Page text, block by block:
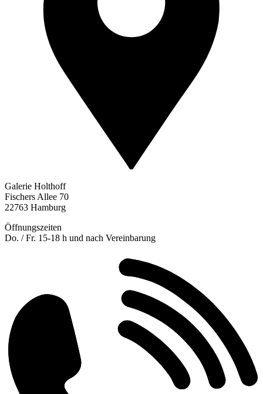
Galerie Holthoff
Fischers Allee 70
22763 Hamburg
Öffnungszeiten
Do. / Fr. 15-18 h und nach Vereinbarung